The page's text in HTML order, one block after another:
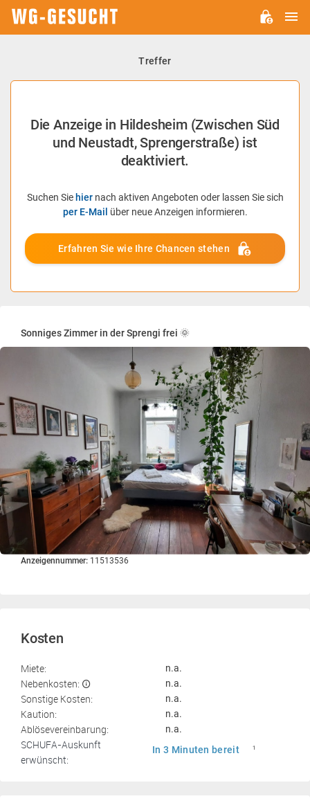
Treffer
Die Anzeige in Hildesheim (Zwischen Süd
und Neustadt, Sprengerstraße) ist
deaktiviert.
Suchen Sie hiernach aktiven Angeboten oder lassen Sie sich
per E-Mail über neue Anzeigen informieren.
Erfahren Sie wie Ihre Chancen stehen
Sonniges Zimmer in der Sprengi frei 🌞
Anzeigennummer: 11513536
Kosten
Miete: n.a.
Nebenkosten: n.a.
Sonstige Kosten: n.a.
Kaution: n.a.
Ablösevereinbarung: n.a.
SCHUFA-Auskunft
erwünscht:
In 3 Minuten bereit 1